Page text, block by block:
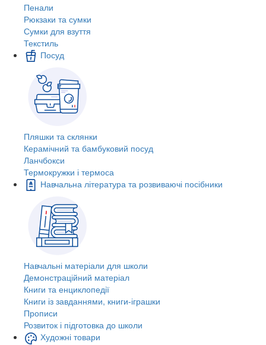
Пенали
Рюкзаки та сумки
Сумки для взуття
Текстиль
Посуд
Пляшки та склянки
Керамічний та бамбуковий посуд
Ланчбокси
Термокружки і термоса
Навчальна література та розвиваючі посібники
Навчальні матеріали для школи
Демонстраційний матеріал
Книги та енциклопедії
Книги із завданнями, книги-іграшки
Прописи
Розвиток і підготовка до школи
Художні товари